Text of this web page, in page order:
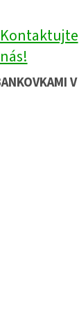
Kontaktujte
nás!
V